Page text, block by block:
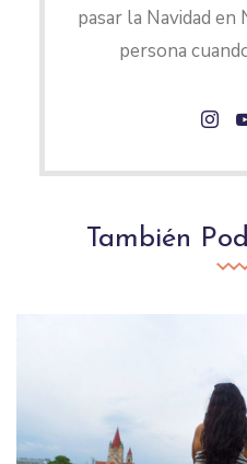
pasar la Navidad en
persona
También